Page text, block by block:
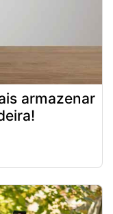
armazenar